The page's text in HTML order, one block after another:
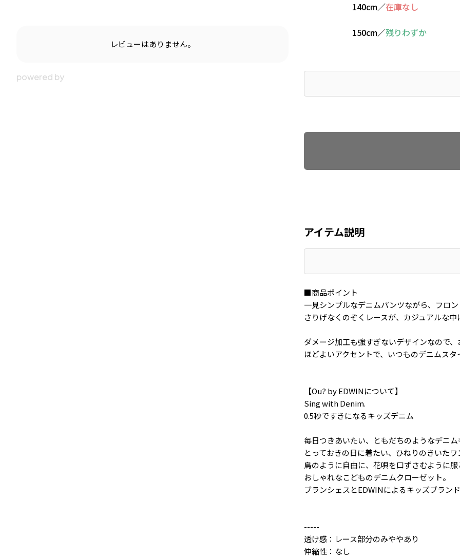
レビューはありません。
140cm／在庫なし
150cm／残りわずか
アイテム説明
■商品ポイント
一見シンプルなデニムパンツながら、フロ
さりげなくのぞくレースが、カジュアルな
ダメージ加工も強すぎないデザインなので
ほどよいアクセントで、いつものデニムス
【Ou? by EDWINについて】
Sing with Denim.
0.5秒ですきになるキッズデニム
毎日つきあいたい、ともだちのようなデニ
とっておきの日に着たい、ひねりのきいた
鳥のように自由に、花唄を口ずさむように
おしゃれなこどものデニムクローゼット。
ブランシェスとEDWINによるキッズブラン
-----
透け感：レース部分のみややあり
伸縮性：なし